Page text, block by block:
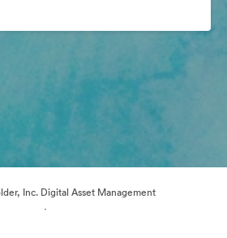
Inc. Digital Asset Management
·